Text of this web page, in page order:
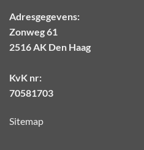
Adresgegevens:
Zonweg 61
2516 AK Den Haag
KvK nr:
70581703
Sitemap